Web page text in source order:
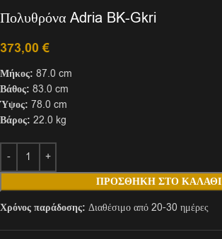
Πολυθρόνα Adria BK-Gkri
373,00€
Μήκος: 87.0 cm
Βάθος: 83.0 cm
Ύψος: 78.0 cm
Βάρος: 22.0 kg
ΠΡΟΣΘΉΚΗ ΣΤΟ ΚΑΛΆΘΙ
Χρόνος παράδοσης: Διαθέσιμο από 20-30 ημέρες